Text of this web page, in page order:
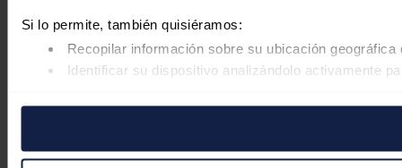
Si lo permite, también quisiéramos:
Recopilar información sobre su ubicación
Identificar su dispositivo analizándolo activamente
Las cookies de este sitio web se usan para personalizar el